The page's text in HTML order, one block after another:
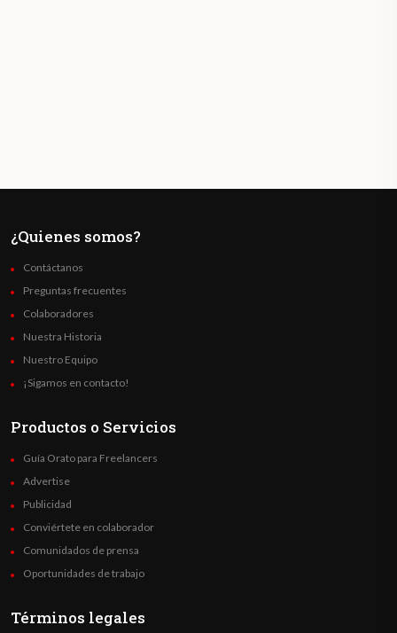
¿Quienes somos?
Contáctanos
Preguntas frecuentes
Colaboradores
Nuestra Historia
Nuestro Equipo
¡Sigamos en contacto!
Productos o Servicios
Guía Orato para Freelancers
Advertise
Publicidad
Conviértete en colaborador
Comunidados de prensa
Oportunidades de trabajo
Términos legales